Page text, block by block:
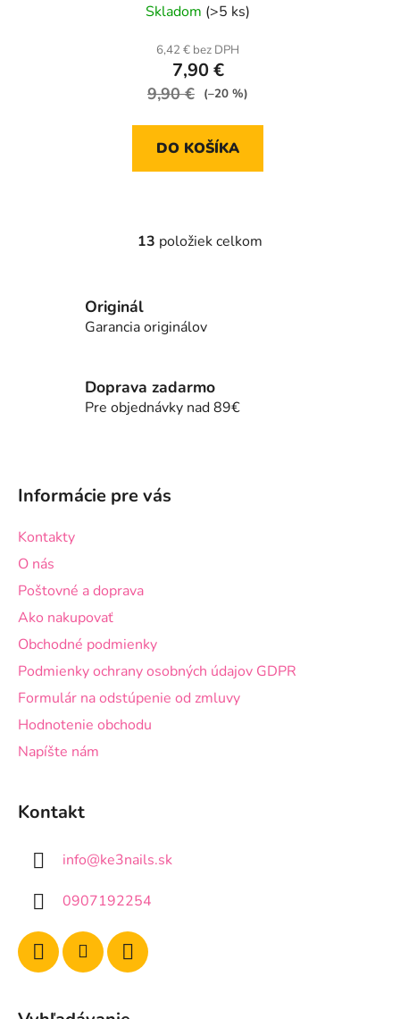
Skladom (>5 ks)
6,42 € bez DPH
7,90 €
9,90 € (–20 %)
DO KOŠÍKA
O
d
i
e
13 položiek celkom
Originál
Garancia originálov
Doprava zadarmo
Pre objednávky nad 89€
Informácie pre vás
Kontakty
O nás
Poštovné a doprava
Ako nakupovať
Obchodné podmienky
Podmienky ochrany osobných údajov GDPR
Formulár na odstúpenie od zmluvy
Hodnotenie obchodu
Napíšte nám
Kontakt
info@ke3nails.sk
0907192254